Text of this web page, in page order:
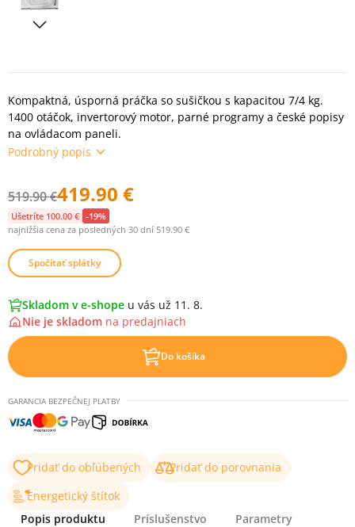
Kompaktná, úsporná práčka so sušičkou s kapacitou 7/4 kg.
1400 otáčok, invertorový motor, parné programy a české popisy
na ovládacom paneli.
Podrobný popis
519.90 €419.90 €
Ušetríte 100.00 € -19%
najnižšia cena za posledných 30 dní 519.90 €
Spočítať splátky
Skladom v e-shope u vás už 11. 8.
Nie je skladom na predajniach
Do košíka
GARANCIA BEZPEČNEJ PLATBY
Pridať do obľúbených
Pridať do porovnania
Energetický štítok
Popis produktu
Príslušenstvo
Parametry